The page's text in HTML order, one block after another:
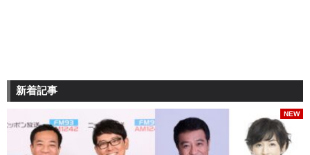
新着記事
NEW